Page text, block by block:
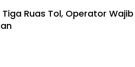
Tiga Ruas Tol, Operator Wajib